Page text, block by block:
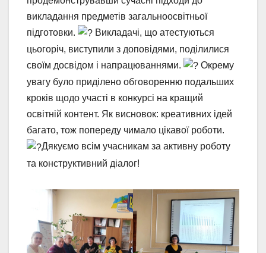
викладання предметів загальноосвітньої
підготовки.
Викладачі, що атестуються
цьогоріч, виступили з доповідями, поділилися
своїм досвідом і напрацюваннями.
Окрему
увагу було приділено обговоренню подальших
кроків щодо участі в конкурсі на кращий
освітній контент. Як висновок: креативних ідей
багато, тож попереду чимало цікавої роботи.
Дякуємо всім учасникам за активну роботу
та конструктивний діалог!